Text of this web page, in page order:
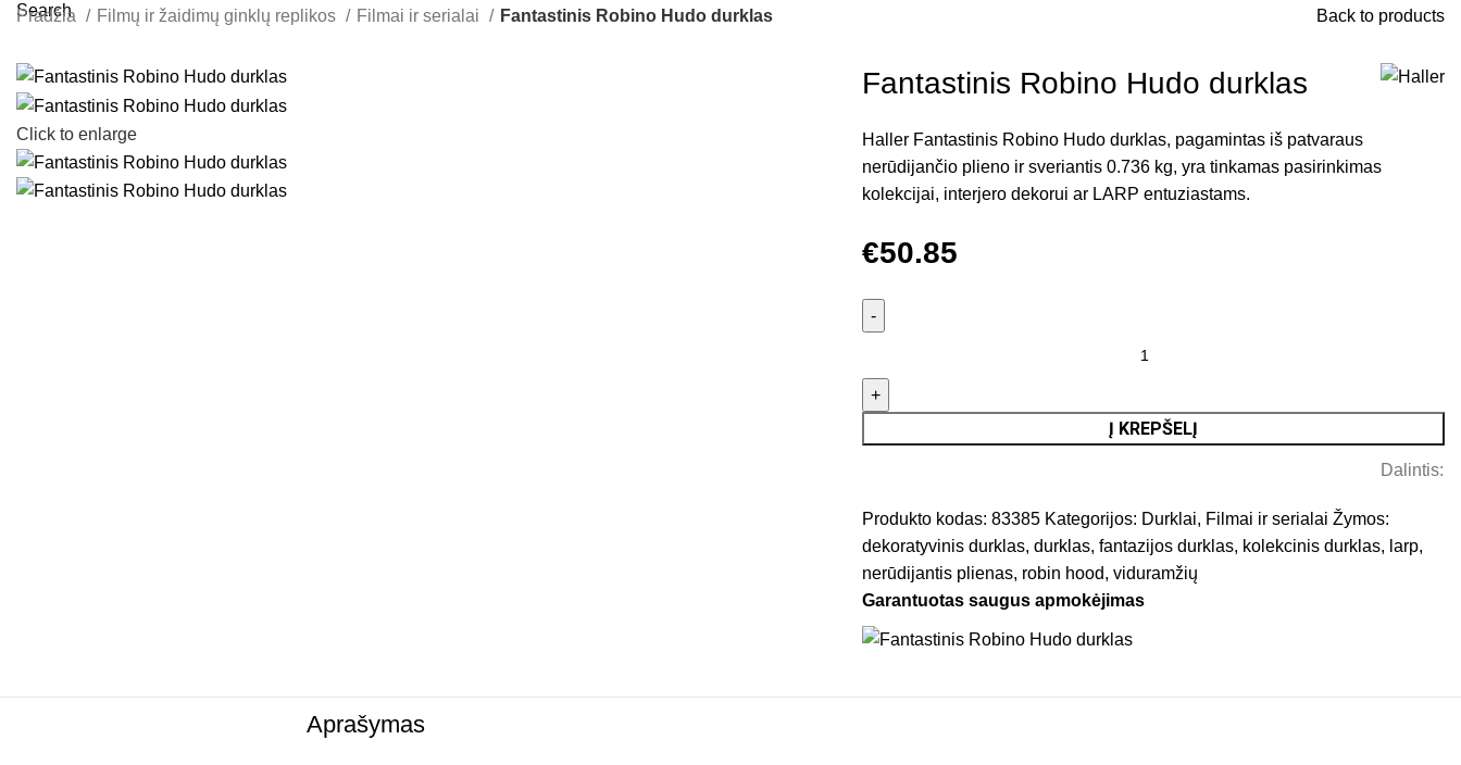
Search
Pradžia Filmų ir žaidimų ginklų replikos Filmai ir serialai Fantastinis Robino Hudo durklas Back to products
Click to enlarge
Fantastinis Robino Hudo durklas
Haller Fantastinis Robino Hudo durklas, pagamintas iš patvaraus
nerūdijančio plieno ir sveriantis 0.736 kg, yra tinkamas pasirinkimas
kolekcijai, interjero dekorui ar LARP entuziastams.
€50.85
Į KREPŠELĮ
Dalintis:
Produkto kodas: 83385 Kategorijos: Durklai, Filmai ir serialai Žymos:
dekoratyvinis durklas, durklas, fantazijos durklas, kolekcinis durklas, larp,
nerūdijantis plienas, robin hood, viduramžių
Garantuotas saugus apmokėjimas
Aprašymas